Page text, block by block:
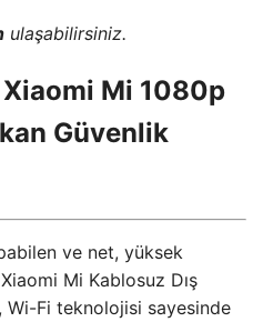
ulaşabilirsiniz.
Mi 1080p
Güvenlik
ve net, yüksek
Mi Kablosuz Dış
Wi-Fi teknolojisi sayesinde